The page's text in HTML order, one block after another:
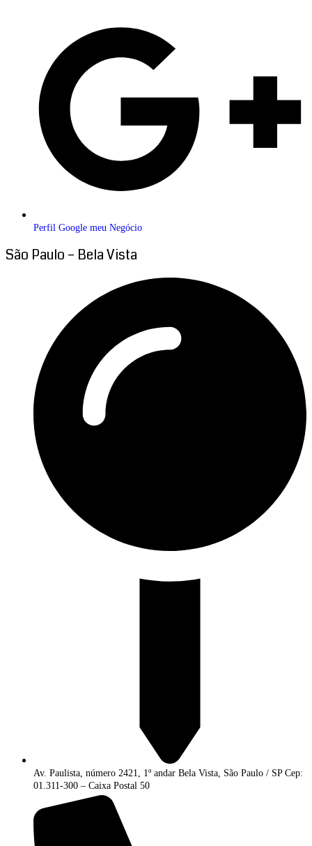
Perfil Google meu Negócio
São Paulo – Bela Vista
Av. Paulista, número 2421, 1º andar Bela Vista, São Paulo / SP Cep:
01.311-300 – Caixa Postal 50